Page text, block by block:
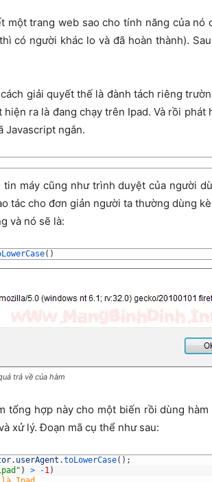
một trang web sao cho tính năng của nó
có người khác lo và đã hoàn thành).
giải quyết thế là đành tách riêng
ra là đang chạy trên Ipad. Và rồi phát
Javascript ngắn.
tin máy cũng như trình duyệt của người
tác cho đơn giản người ta thường dùng
và nó sẽ là:
( )
trả về của hàm
tổng hợp này cho một biến rồi dùng
xử lý. Đoạn mã cụ thể như sau:
. userAgent .toLowerCase( ) ;
) > -1)